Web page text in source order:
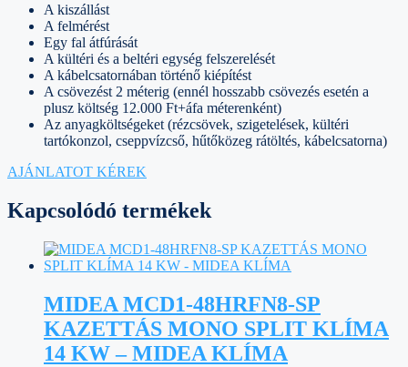
A kiszállást
A felmérést
Egy fal átfúrását
A kültéri és a beltéri egység felszerelését
A kábelcsatornában történő kiépítést
A csövezést 2 méterig (ennél hosszabb csövezés esetén a
plusz költség 12.000 Ft+áfa méterenként)
Az anyagköltségeket (rézcsövek, szigetelések, kültéri
tartókonzol, cseppvízcső, hűtőközeg rátöltés, kábelcsatorna)
AJÁNLATOT KÉREK
Kapcsolódó termékek
MIDEA MCD1-48HRFN8-SP
KAZETTÁS MONO SPLIT KLÍMA
14 KW – MIDEA KLÍMA